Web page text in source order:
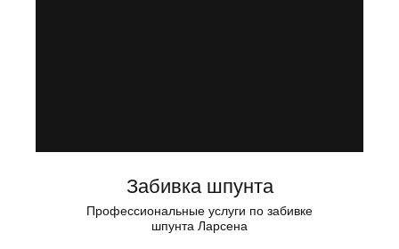
Забивка шпунта
Профессиональные услуги по забивке
шпунта Ларсена